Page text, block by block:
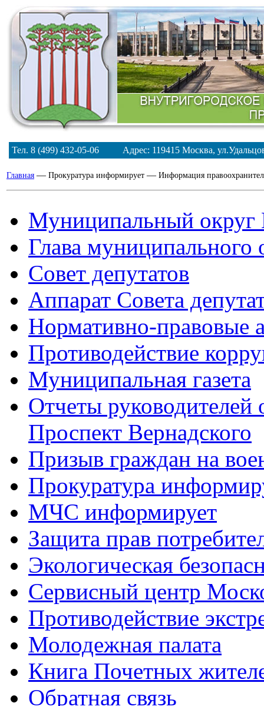
Тел. 8 (499) 432-05-06 Адрес: 119415 Москва,
Главная — Прокуратура информирует — Информация
Муниципальный округ
Глава муниципального
Совет депутатов
Аппарат Совета
Нормативно-правовые
Противодействие
Муниципальная газета
Отчеты руководителей
Проспект Вернадского
Призыв граждан на
Прокуратура
МЧС информирует
Защита прав
Экологическая
Сервисный центр
Противодействие
Молодежная палата
Книга Почетных
Обратная связь